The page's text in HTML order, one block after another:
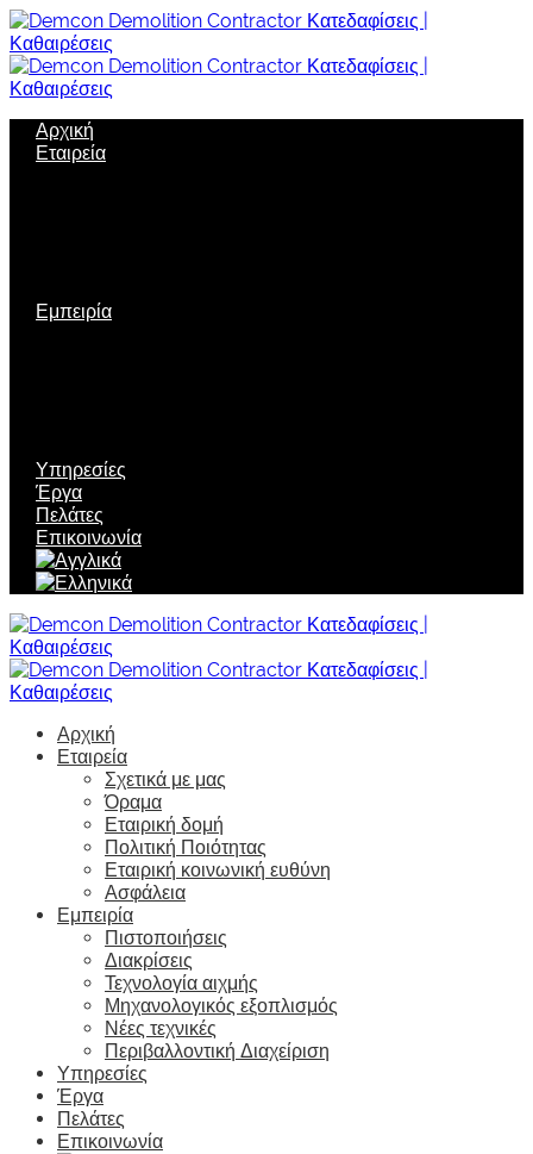
Αρχική
Εταιρεία
Εμπειρία
Υπηρεσίες
Έργα
Πελάτες
Επικοινωνία
Αρχική
Εταιρεία
Σχετικά με μας
Όραμα
Εταιρική δομή
Πολιτική Ποιότητας
Εταιρική κοινωνική ευθύνη
Ασφάλεια
Εμπειρία
Πιστοποιήσεις
Διακρίσεις
Τεχνολογία αιχμής
Μηχανολογικός εξοπλισμός
Νέες τεχνικές
Περιβαλλοντική Διαχείριση
Υπηρεσίες
Έργα
Πελάτες
Επικοινωνία